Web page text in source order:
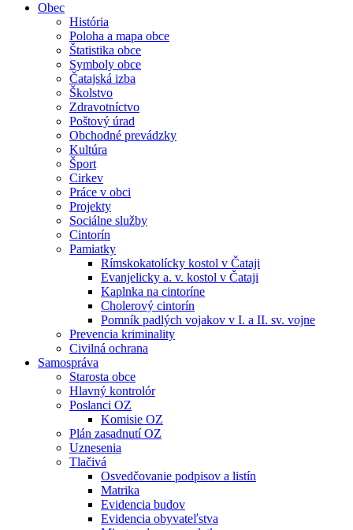
Obec
História
Poloha a mapa obce
Štatistika obce
Symboly obce
Čatajská izba
Školstvo
Zdravotníctvo
Poštový úrad
Obchodné prevádzky
Kultúra
Šport
Cirkev
Práce v obci
Projekty
Sociálne služby
Cintorín
Pamiatky
Rímskokatolícky kostol v Čataji
Evanjelicky a. v. kostol v Čataji
Kaplnka na cintoríne
Cholerový cintorín
Pomník padlých vojakov v I. a II. sv. vojne
Prevencia kriminality
Civilná ochrana
Samospráva
Starosta obce
Hlavný kontrolór
Poslanci OZ
Komisie OZ
Plán zasadnutí OZ
Uznesenia
Tlačivá
Osvedčovanie podpisov a listín
Matrika
Evidencia budov
Evidencia obyvateľstva